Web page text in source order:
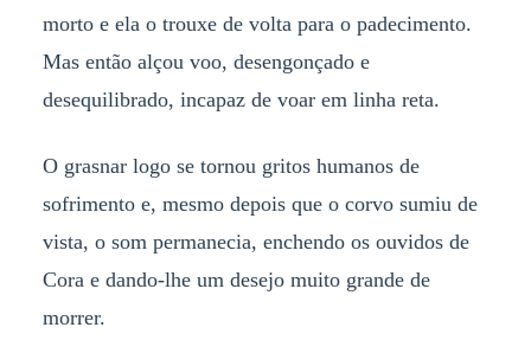
morto e ela o trouxe de volta para o padecimento.
Mas então alçou voo, desengonçado e
desequilibrado, incapaz de voar em linha reta.
O grasnar logo se tornou gritos humanos de
sofrimento e, mesmo depois que o corvo sumiu de
vista, o som permanecia, enchendo os ouvidos de
Cora e dando-lhe um desejo muito grande de
morrer.